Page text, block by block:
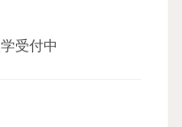
受付中